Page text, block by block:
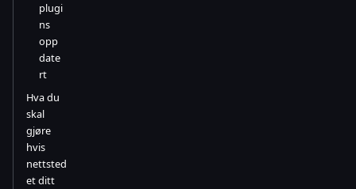
plugi
ns
opp
date
rt
Hva du
skal
gjøre
hvis
nettsted
et ditt